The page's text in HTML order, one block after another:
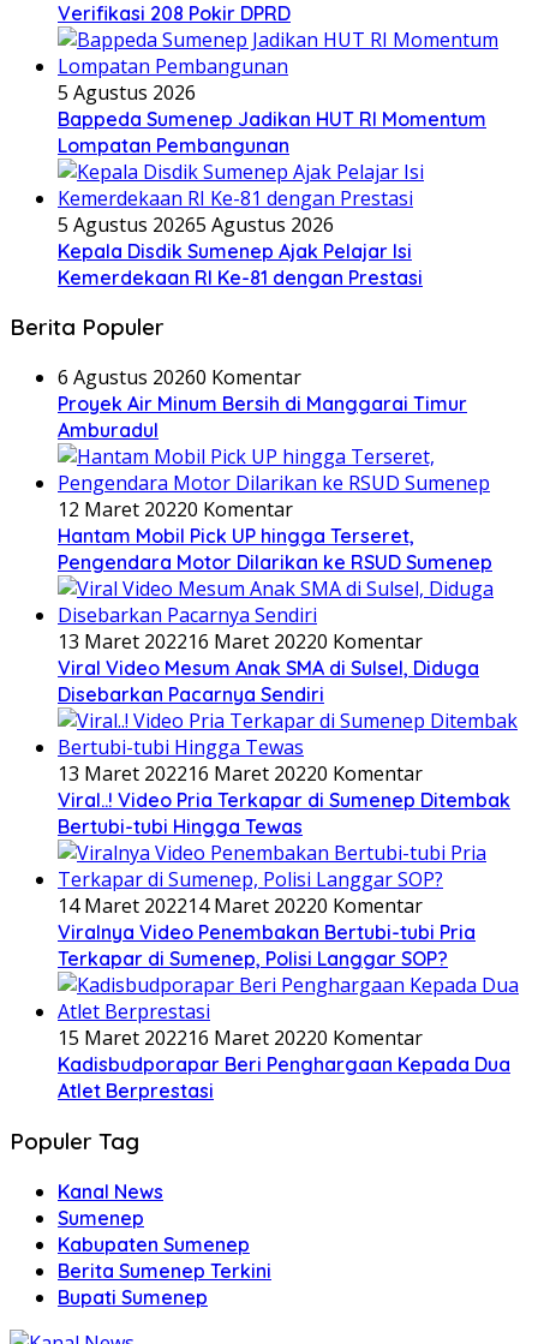
Verifikasi 208 Pokir DPRD
5 Agustus 2026
Bappeda Sumenep Jadikan HUT RI Momentum
Lompatan Pembangunan
5 Agustus 20265 Agustus 2026
Kepala Disdik Sumenep Ajak Pelajar Isi
Kemerdekaan RI Ke-81 dengan Prestasi
Berita Populer
6 Agustus 20260 Komentar
Proyek Air Minum Bersih di Manggarai Timur
Amburadul
12 Maret 20220 Komentar
Hantam Mobil Pick UP hingga Terseret,
Pengendara Motor Dilarikan ke RSUD Sumenep
13 Maret 202216 Maret 20220 Komentar
Viral Video Mesum Anak SMA di Sulsel, Diduga
Disebarkan Pacarnya Sendiri
13 Maret 202216 Maret 20220 Komentar
Viral..! Video Pria Terkapar di Sumenep Ditembak
Bertubi-tubi Hingga Tewas
14 Maret 202214 Maret 20220 Komentar
Viralnya Video Penembakan Bertubi-tubi Pria
Terkapar di Sumenep, Polisi Langgar SOP?
15 Maret 202216 Maret 20220 Komentar
Kadisbudporapar Beri Penghargaan Kepada Dua
Atlet Berprestasi
Populer Tag
Kanal News
Sumenep
Kabupaten Sumenep
Berita Sumenep Terkini
Bupati Sumenep